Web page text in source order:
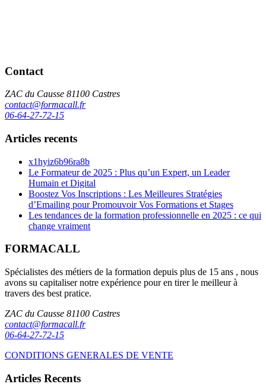
Contact
ZAC du Causse 81100 Castres
contact@formacall.fr
06-64-27-72-15
Articles recents
x1hyiz6b96ra8b
Le Formateur de 2025 : Plus qu’un Expert, un Leader
Humain et Digital
Boostez Vos Inscriptions : Les Meilleures Stratégies
d’Emailing pour Promouvoir Vos Formations et Stages
Les tendances de la formation professionnelle en 2025 : ce qui
change vraiment
FORMACALL
Spécialistes des métiers de la formation depuis plus de 15 ans , nous
avons su capitaliser notre expérience pour en tirer le meilleur à
travers des best pratice.
ZAC du Causse 81100 Castres
contact@formacall.fr
06-64-27-72-15
CONDITIONS GENERALES DE VENTE
Articles Recents